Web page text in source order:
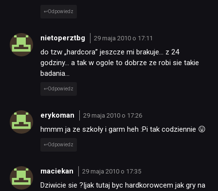
Odpowiedz
nietoperztbg 29 maja 2010 o 17:11
do tzw „hardcora” jeszcze mi brakuje… z 24
godziny… a tak w ogole to dobrze ze robi sie takie
badania…
Odpowiedz
erykoman 29 maja 2010 o 17:26
hmmm ja ze szkoły i garm heh :Pi tak codziennie 😛
Odpowiedz
maciekan 29 maja 2010 o 17:35
Dziwicie sie ?|jak tutaj byc hardkorowcem jak gry na